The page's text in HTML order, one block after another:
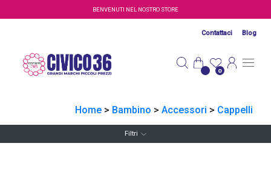
Salta al contenuto principaleBENVENUTI NEL NOSTRO STORE
Contattaci Blog
0
Home > Bambino > Accessori > Cappelli
Filtri